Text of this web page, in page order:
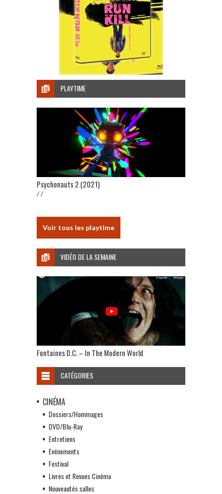
PLAYTIME
Psychonauts 2 (2021)
/ /
Voir tous les playtime
VIDÉO DE LA SEMAINE
Fontaines D.C. – In The Modern World
CATÉGORIES
CINÉMA
Dossiers/Hommages
DVD/Blu-Ray
Entretiens
Evénements
Festival
Livres et Revues Cinéma
Nouveautés salles